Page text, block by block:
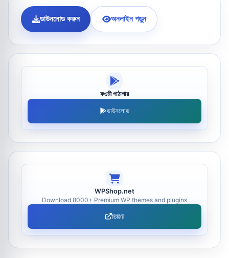
ডাউনলোড করুন অনলাইন পড়ুন
কওমী পাঠাগার
ডাউনলোড
WPShop.net
Download 8000+ Premium WP themes and plugins
ভিজিট